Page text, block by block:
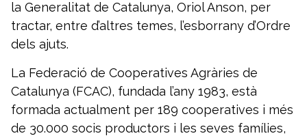
la Generalitat de Catalunya, Oriol Anson, per
tractar, entre d’altres temes, l’esborrany d’Ordre
dels ajuts.
La Federació de Cooperatives Agràries de
Catalunya (FCAC), fundada l’any 1983, està
formada actualment per 189 cooperatives i més
de 30.000 socis productors i les seves famílies,